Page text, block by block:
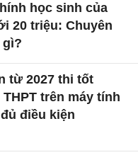
học sinh của
20 triệu: Chuyên
gì?
từ 2027 thi tốt
trên máy tính
điều kiện